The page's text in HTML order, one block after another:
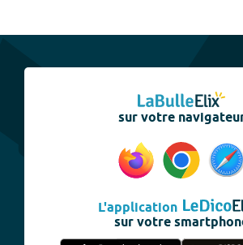
sur votre
L'application
sur votre